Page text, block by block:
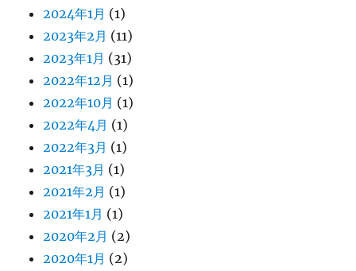
2024年1月 (1)
2023年2月 (11)
2023年1月 (31)
2022年12月 (1)
2022年10月 (1)
2022年4月 (1)
2022年3月 (1)
2021年3月 (1)
2021年2月 (1)
2021年1月 (1)
2020年2月 (2)
2020年1月 (2)